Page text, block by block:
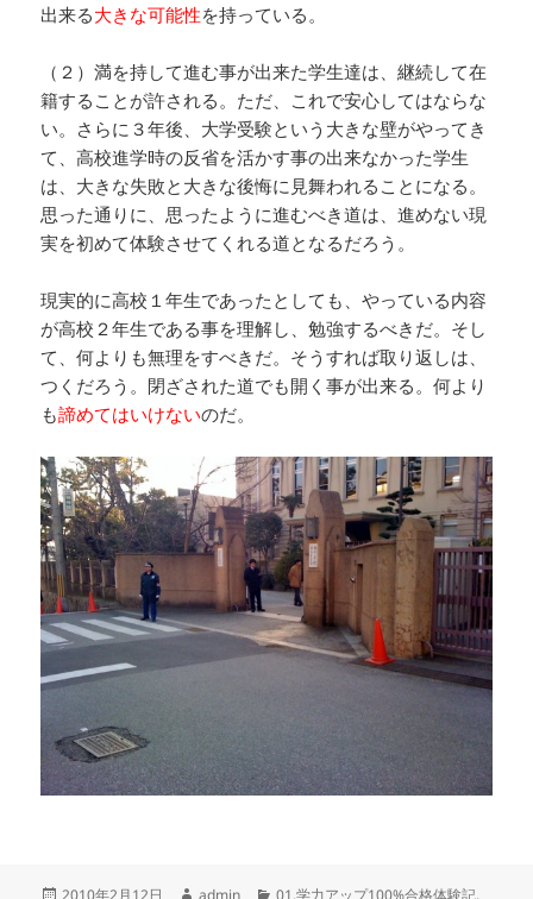
出来る大きな可能性を持っている。
（２）満を持して進む事が出来た学生達は、継続して在
籍することが許される。ただ、これで安心してはならな
い。さらに３年後、大学受験という大きな壁がやってき
て、高校進学時の反省を活かす事の出来なかった学生
は、大きな失敗と大きな後悔に見舞われることになる。
思った通りに、思ったように進むべき道は、進めない現
実を初めて体験させてくれる道となるだろう。
現実的に高校１年生であったとしても、やっている内容
が高校２年生である事を理解し、勉強するべきだ。そし
て、何よりも無理をすべきだ。そうすれば取り返しは、
つくだろう。閉ざされた道でも開く事が出来る。何より
も諦めてはいけないのだ。
投 作 カ